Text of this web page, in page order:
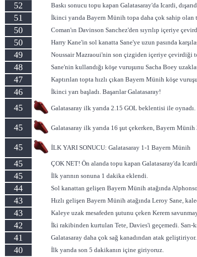
52 Baskı sonucu topu kapan Galatasaray'da Icardi,
51 İkinci yarıda Bayern Münih topa daha çok sahip olan
50 Coman'ın Davinson Sanchez'den sıyrılıp içeriye
50 Harry Kane'in sol kanatta Sane'ye uzun pasında
49 Noussair Mazraoui'nin son çizgiden içeriye çevirdiği
48 Sane'nin kullandığı köşe vuruşunu Sacha Boey
47 Kaptırılan topta hızlı çıkan Bayern Münih köşe
46 İkinci yarı başladı. Başarılar Galatasaray!
45 Galatasaray ilk yarıda 2.15 GOL beklentisi ile oynadı.
45 Galatasaray ilk yarıda 16 şut çekerken, Bayern Münih
45 İLK YARI SONUCU: Galatasaray 1-1 Bayern Münih
45 ÇOK NET! Ön alanda topu kapan Galatasaray'da
45 İlk yarının sonuna 1 dakika eklendi.
44 Sol kanattan gelişen Bayern Münih atağında
43 Hızlı gelişen Bayern Münih atağında Leroy Sane,
43 Kaleye uzak mesafeden şutunu çeken Kerem
42 İki rakibinden kurtulan Tete, Davies'i geçemedi. Sarı-
41 Galatasaray daha çok sağ kanadından atak geliştiriyor.
40 İlk yarıda son 5 dakikanın içine giriyoruz.